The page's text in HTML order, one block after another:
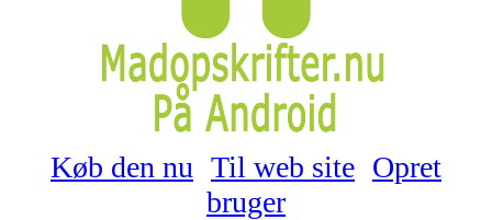
Køb den nu Til web site Opret
bruger